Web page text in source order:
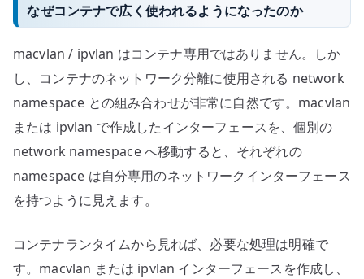
なぜコンテナで広く使われるようになったのか
macvlan / ipvlan はコンテナ専用ではありません。しか
し、コンテナのネットワーク分離に使用される network
namespace との組み合わせが非常に自然です。macvlan
または ipvlan で作成したインターフェースを、個別の
network namespace へ移動すると、それぞれの
namespace は自分専用のネットワークインターフェース
を持つように見えます。
コンテナランタイムから見れば、必要な処理は明確で
す。macvlan または ipvlan インターフェースを作成し、